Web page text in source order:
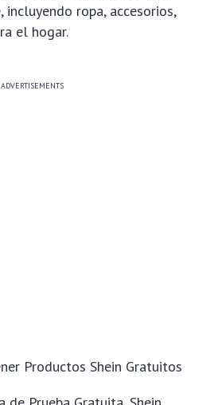
incluyendo ropa, accesorios,
el hogar.
ADVERTISEMENTS
Productos Shein Gratuitos